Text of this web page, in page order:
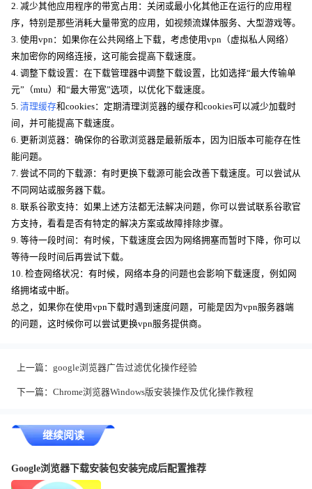
2. 减少其他应用程序的带宽占用：关闭或最小化其他正在运行的应用程
序，特别是那些消耗大量带宽的应用，如视频流媒体服务、大型游戏等。
3. 使用vpn：如果你在公共网络上下载，考虑使用vpn（虚拟私人网络）
来加密你的网络连接，这可能会提高下载速度。
4. 调整下载设置：在下载管理器中调整下载设置，比如选择“最大传输单
元”（mtu）和“最大带宽”选项，以优化下载速度。
5. 清理缓存和cookies：定期清理浏览器的缓存和cookies可以减少加载时
间，并可能提高下载速度。
6. 更新浏览器：确保你的谷歌浏览器是最新版本，因为旧版本可能存在性
能问题。
7. 尝试不同的下载源：有时更换下载源可能会改善下载速度。可以尝试从
不同网站或服务器下载。
8. 联系谷歌支持：如果上述方法都无法解决问题，你可以尝试联系谷歌官
方支持，看看是否有特定的解决方案或故障排除步骤。
9. 等待一段时间：有时候，下载速度会因为网络拥塞而暂时下降，你可以
等待一段时间后再尝试下载。
10. 检查网络状况：有时候，网络本身的问题也会影响下载速度，例如网
络拥堵或中断。
总之，如果你在使用vpn下载时遇到速度问题，可能是因为vpn服务器端
的问题，这时候你可以尝试更换vpn服务提供商。
上一篇： google浏览器广告过滤优化操作经验
下一篇： Chrome浏览器Windows版安装操作及优化操作教程
继续阅读
Google浏览器下载安装包安装完成后配置推荐